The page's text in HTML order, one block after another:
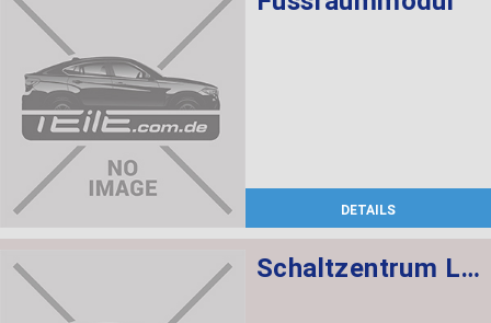
DETAILS
Schaltzentrum Lenksäule